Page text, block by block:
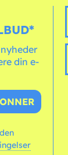
din e-